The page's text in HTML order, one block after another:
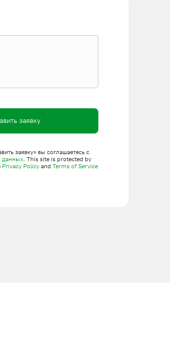
заявку
заявку» вы соглашаетесь с
данных. This site is protected by
Privacy Policy and Terms of Service